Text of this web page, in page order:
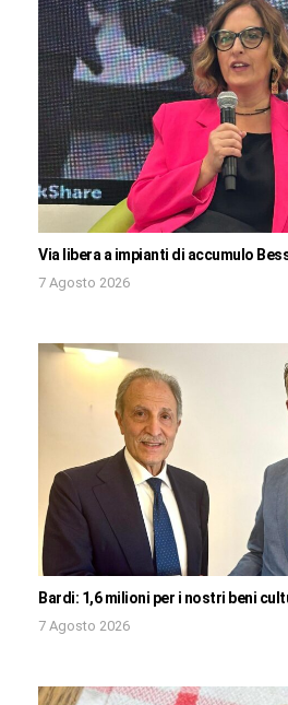
Via libera a impianti di accumulo
7 Agosto 2026
Bardi: 1,6 milioni per i nostri beni
7 Agosto 2026